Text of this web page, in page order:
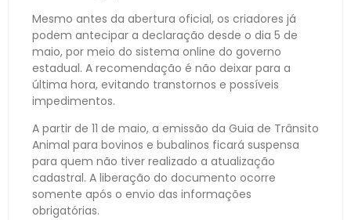
Mesmo antes da abertura oficial, os criadores já
podem antecipar a declaração desde o dia 5 de
maio, por meio do sistema online do governo
estadual. A recomendação é não deixar para a
última hora, evitando transtornos e possíveis
impedimentos.
A partir de 11 de maio, a emissão da Guia de Trânsito
Animal para bovinos e bubalinos ficará suspensa
para quem não tiver realizado a atualização
cadastral. A liberação do documento ocorre
somente após o envio das informações
obrigatórias.